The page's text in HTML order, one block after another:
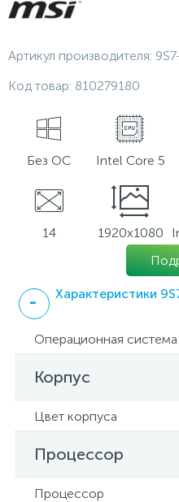
Артикул производителя:
Код товар: 810279180
Без ОС Intel Core 5
14 1920x1080
Характеристики
Операционная система
Корпус
Цвет корпуса
Процессор
Процессор